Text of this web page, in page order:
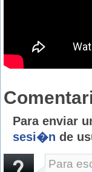
Para enviar
sesi�n de